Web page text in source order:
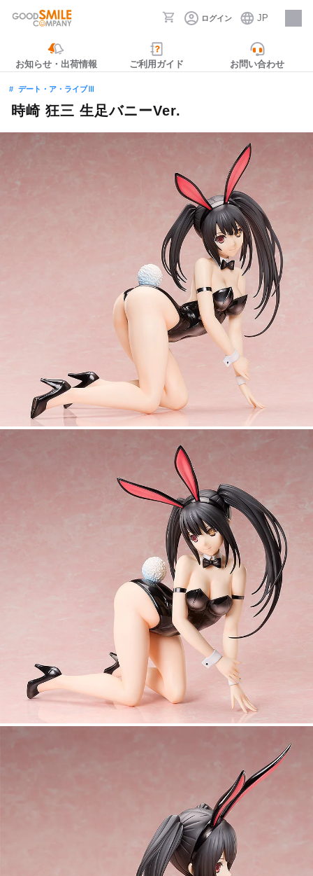
ログイン JP
採用情報
お知らせ・出荷情報 ご利用ガイド お問い合わせ
デート・ア・ライブⅢ
時崎 狂三 生足バニーVer.